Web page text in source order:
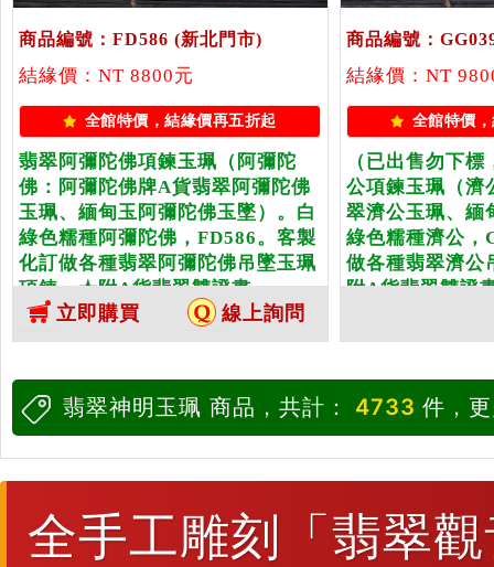
商品編號：FD586 (新北門市)
結緣價：NT 8800元
全館特價，結緣價再五折起
翡翠阿彌陀佛項鍊玉珮（阿彌陀
佛：阿彌陀佛牌A貨翡翠阿彌陀佛
玉珮、緬甸玉阿彌陀佛玉墜）。白
綠色糯種阿彌陀佛，FD586。客製
化訂做各種翡翠阿彌陀佛吊墜玉珮
項鍊。★附A貨翡翠雙證書
立即購買 線上詢問
商品編號：
結緣價：NT
全館特價
（已出售勿下
公項鍊玉珮（濟
翠濟公玉珮、緬
綠色糯種濟公，
做各種翡翠濟
附A貨翡翠雙證
翡翠神明玉珮 商品，共計： 4733 件，
全手工雕刻「翡翠